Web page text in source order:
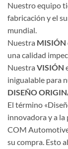
Nuestro equipo
fabricación y el
mundial.
Nuestra MISIÓN
una calidad
Nuestra VISIÓN
inigualable para
DISEÑO
El término
innovadora y a
COM
su compra. Esto